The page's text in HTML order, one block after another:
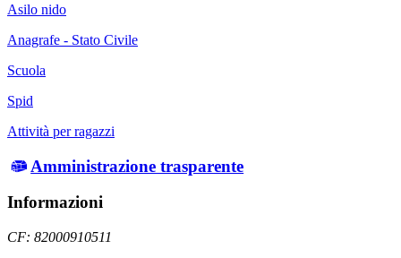
Asilo nido
Anagrafe - Stato Civile
Scuola
Spid
Attività per ragazzi
Amministrazione trasparente
Informazioni
CF: 82000910511